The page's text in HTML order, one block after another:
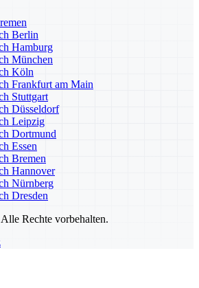
Berlin
Hamburg
München
Köln
Frankfurt am Main
Stuttgart
Düsseldorf
Leipzig
Dortmund
Essen
Bremen
Hannover
Nürnberg
Dresden
Rechte vorbehalten.